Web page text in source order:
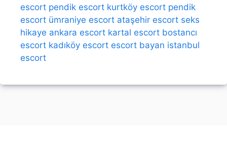
escort pendik escort kurtköy escort pendik
escort ümraniye escort ataşehir escort seks
hikaye ankara escort kartal escort bostancı
escort kadıköy escort escort bayan istanbul
escort